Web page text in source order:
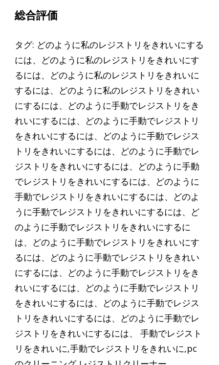
総合評価
タグ: どのように私のレジストリをきれいにする
には、どのように私のレジストリをきれいにす
るには、どのように私のレジストリをきれいに
するには、どのように私のレジストリをきれい
にするには、どのように手動でレジストリをき
れいにするには、どのように手動でレジストリ
をきれいにするには、どのように手動でレジス
トリをきれいにするには、どのように手動でレ
ジストリをきれいにするには、どのように手動
でレジストリをきれいにするには、どのように
手動でレジストリをきれいにするには、どのよ
うに手動でレジストリをきれいにするには、ど
のように手動でレジストリをきれいにするに
は、どのように手動でレジストリをきれいにす
るには、どのように手動でレジストリをきれい
にするには、どのように手動でレジストリをき
れいにするには、どのように手動でレジストリ
をきれいにするには、どのように手動でレジス
トリをきれいにするには、どのように手動でレ
ジストリをきれいにするには、 手動でレジスト
リをきれいに,手動でレジストリをきれいに,pc